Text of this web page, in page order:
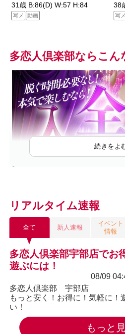
31歳 B:86(D) W:57 H:84
写メ 動画
38
写メ
多恋人倶楽部ならこん
リアルタイム速報
全て 新人速報
イベント
情報
多恋人倶楽部宇部店でお
遊ぶには！
08/09
多恋人倶楽部 宇部店
もっと安く！お得に！気軽に！
い！
もっと